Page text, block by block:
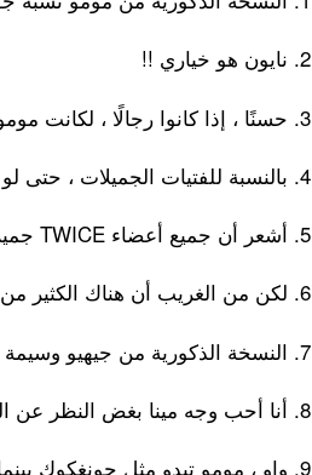
2. نايون هو خياري !!
3. حسنًا ، إذا كانوا رجالًا ، لكانت مومو وجيهيو ومينا وتشايونغ تحظى بشعبية كبيرة!
4. بالنسبة للفتيات الجميلات ، حتى لو تم تجسيدهن كرجال ، فسيظلن وسيمات.
5. أشعر أن جميع أعضاء TWICE جميلات جدًا
6. لكن من الغريب أن هناك الكثير من الأشخاص الذين يشبهون كيم وو سيوك ( جايهوب ) !
7. النسخة الذكورية من جيهيو وسيمة جدًا … قلبي يرفرف !!
8. أنا أحب وجه مينا بغض النظر عن الجنس .. نسخة تشايونغ الذكورية مذهلة!
9. واو ، مومو تبدو مثل جونغكوك بينما تشايونغ تبدو مثل جين BTS !!